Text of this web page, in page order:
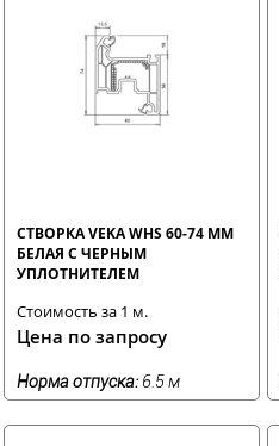
СТВОРКА VEKA WHS 60-74 ММ
БЕЛАЯ С ЧЕРНЫМ
УПЛОТНИТЕЛЕМ
Стоимость за 1 м.
Цена по запросу
Норма отпуска: 6.5 м